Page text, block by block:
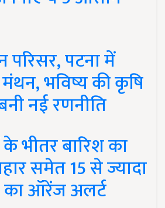
पटना में
मंथन, भविष्य की कृषि
नई रणनीति
भीतर बारिश का
समेत 15 से ज्यादा
का ऑरेंज अलर्ट